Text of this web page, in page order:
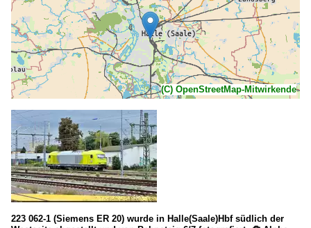
(C) OpenStreetMap-Mitwirkende
223 062-1 (Siemens ER 20) wurde in Halle(Saale)Hbf südlich der